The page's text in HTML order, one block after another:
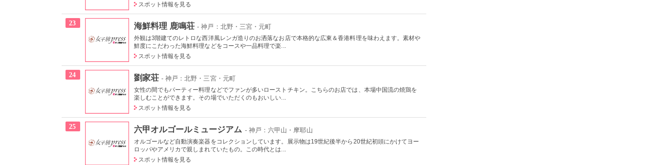
スポット情報を見る
23 海鮮料理 鹿鳴荘 - 神戸：北野・三宮・元町
外観は3階建てのレトロな西洋風レンガ造りのお洒落なお店で本格的な広東＆香港料理を味わえます。素材や
鮮度にこだわった海鮮料理などをコースや一品料理で楽...
スポット情報を見る
24 劉家荘 - 神戸：北野・三宮・元町
女性の間でもパーティー料理などでファンが多いローストチキン。こちらのお店では、本場中国流の焼鶏を
楽しむことができます。その場でいただくのもおいしい...
スポット情報を見る
25 六甲オルゴールミュージアム - 神戸：六甲山・摩耶山
オルゴールなど自動演奏楽器をコレクションしています。展示物は19世紀後半から20世紀初頭にかけてヨー
ロッパやアメリカで親しまれていたもの。この時代とは...
スポット情報を見る